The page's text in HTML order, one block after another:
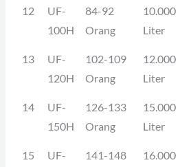
12
UF-
100H
84-92
Orang
10.000
Liter
13
UF-
120H
102-109
Orang
12.000
Liter
14
UF-
150H
126-133
Orang
15.000
Liter
15
UF-
141-148
16.000